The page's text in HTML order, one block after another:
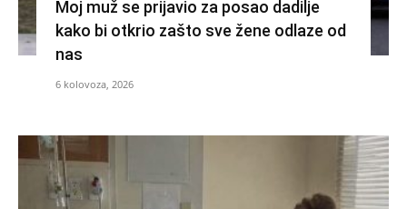
Moj muž se prijavio za posao dadilje
kako bi otkrio zašto sve žene odlaze od
nas
6 kolovoza, 2026